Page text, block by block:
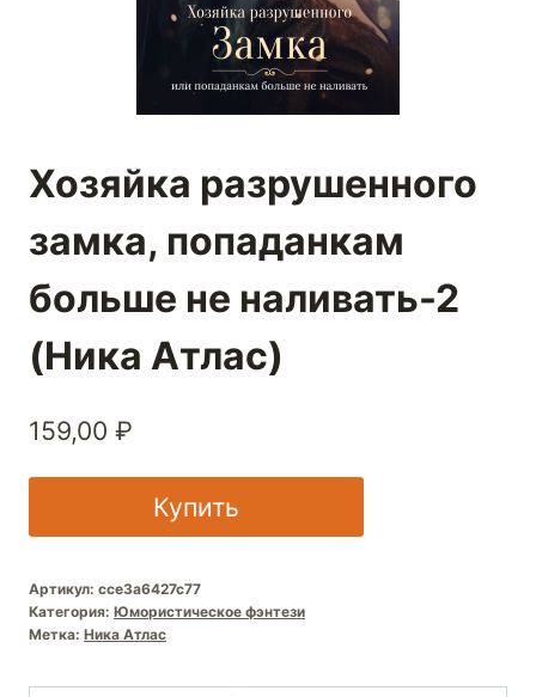
Хозяйка разрушенного
замка, попаданкам
больше не наливать-2
(Ника Атлас)
159,00 ₽
Купить
Артикул: cce3a6427c77
Категория: Юмористическое фэнтези
Метка: Ника Атлас